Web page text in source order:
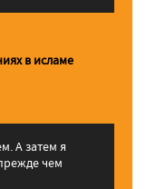
в исламе
А затем я
чем